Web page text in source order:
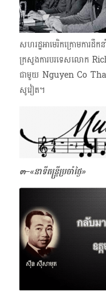
សហរដ្ឋអាមេរិកក្រោមការ
ក្រសួងការបរទេសលោក​
ជាមួយ Nguyen Co
សូវៀត។
๓–«នាទីតន្ត្រីប្រចាំថ្ងៃ»